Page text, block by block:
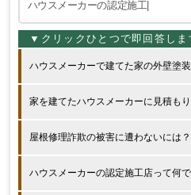
ハウスメーカーで建てた家の外壁塗
家を建てたハウスメーカーに見積も
屋根修理詐欺の被害に遭わないには？
ハウスメーカーの認定施工店って何